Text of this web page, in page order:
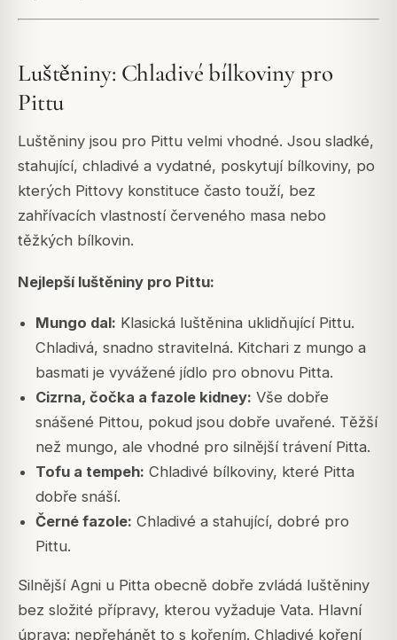
Luštěniny: Chladivé bílkoviny pro
Pittu
Luštěniny jsou pro Pittu velmi vhodné. Jsou sladké,
stahující, chladivé a vydatné, poskytují bílkoviny, po
kterých Pittovy konstituce často touží, bez
zahřívacích vlastností červeného masa nebo
těžkých bílkovin.
Nejlepší luštěniny pro Pittu:
Mungo dal: Klasická luštěnina uklidňující Pittu.
Chladivá, snadno stravitelná. Kitchari z mungo a
basmati je vyvážené jídlo pro obnovu Pitta.
Cizrna, čočka a fazole kidney: Vše dobře
snášené Pittou, pokud jsou dobře uvařené. Těžší
než mungo, ale vhodné pro silnější trávení Pitta.
Tofu a tempeh: Chladivé bílkoviny, které Pitta
dobře snáší.
Černé fazole: Chladivé a stahující, dobré pro
Pittu.
Silnější Agni u Pitta obecně dobře zvládá luštěniny
bez složité přípravy, kterou vyžaduje Vata. Hlavní
úprava: nepřehánět to s kořením. Chladivé koření